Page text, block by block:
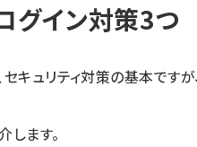
イン対策3つ
キュリティ対策の基本です
します。